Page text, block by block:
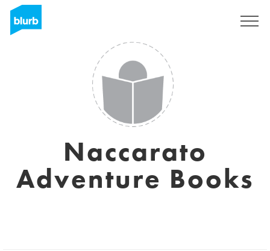
Naccarato
Adventure Books